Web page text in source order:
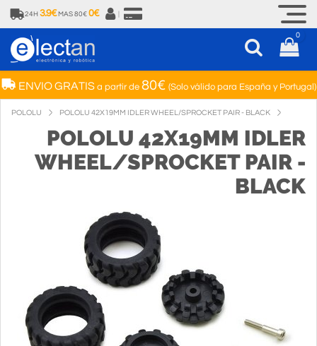
24H 3.9€ MAS 80€ 0€
0
ENVIO GRATISa partir de 80€ (Solo válido para España y Portugal)
POLOLU POLOLU 42X19MM IDLER WHEEL/SPROCKET PAIR - BLACK
POLOLU 42X19MM IDLER
WHEEL/SPROCKET PAIR -
BLACK